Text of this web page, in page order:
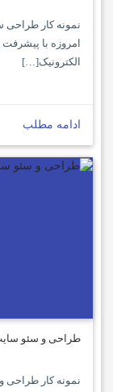
نمونه کار طراحی
امروزه با
الکترونیک[…]
ادامه مطلب
طراحی و سئو
نمونه کار